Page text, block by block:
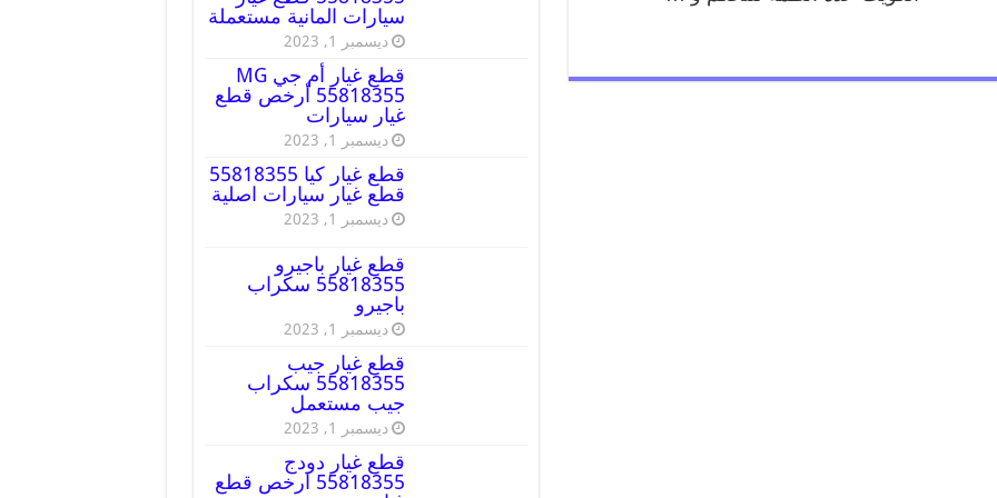
سيارات المانية مستعملة
ديسمبر 1, 2023
قطع غيار أم جي MG
55818355 أرخص قطع
غيار سيارات
ديسمبر 1, 2023
قطع غيار كيا 55818355
قطع غيار سيارات اصلية
ديسمبر 1, 2023
قطع غيار باجيرو
55818355 سكراب
باجيرو
ديسمبر 1, 2023
قطع غيار جيب
55818355 سكراب
جيب مستعمل
ديسمبر 1, 2023
قطع غيار دودج
55818355 ارخص قطع